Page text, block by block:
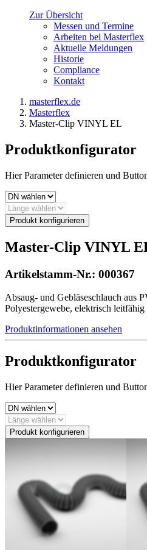
Zur Übersicht
Messen und Termine
Arbeiten bei Masterflex
Aktuelle Meldungen
Historie
Compliance
Kontakt
masterflex.de
Masterflex
Master-Clip VINYL EL
Produktkonfigurator
Hier Parameter definieren und
Produkt konfigurieren
Master-Clip VINYL
Artikelstamm-Nr.: 000367
Absaug- und Gebläseschlauch aus
Polyestergewebe, elektrisch leitfähig
Produktinformationen ansehen
Produktkonfigurator
Hier Parameter definieren und
Produkt konfigurieren